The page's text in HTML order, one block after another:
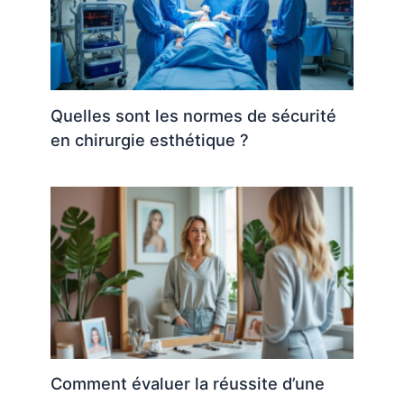
Quelles sont les normes de sécurité
en chirurgie esthétique ?
Comment évaluer la réussite d’une